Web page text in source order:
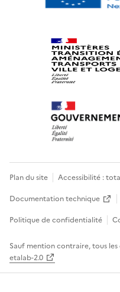
Plan du site Accessibilité :
Documentation technique
Politique de confidentialité
Sauf mention contraire, tous
etalab-2.0